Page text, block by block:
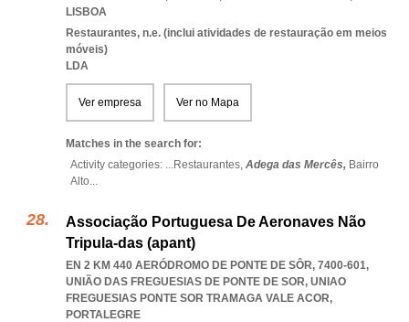
LISBOA
Restaurantes, n.e. (inclui atividades de restauração em meios
móveis)
LDA
Ver empresa Ver no Mapa
Matches in the search for:
Activity categories: ...Restaurantes, Adega das Mercês, Bairro
Alto...
Associação Portuguesa De Aeronaves Não
Tripula-das (apant)
EN 2 KM 440 AERÓDROMO DE PONTE DE SÔR, 7400-601,
UNIÃO DAS FREGUESIAS DE PONTE DE SOR, UNIAO
FREGUESIAS PONTE SOR TRAMAGA VALE ACOR,
PORTALEGRE